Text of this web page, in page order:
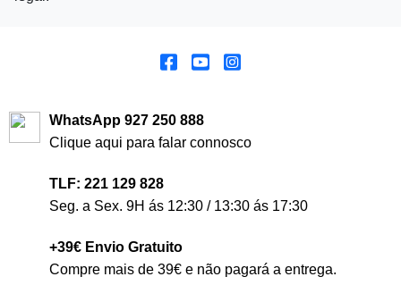
WhatsApp 927 250 888
Clique aqui para falar connosco
TLF: 221 129 828
Seg. a Sex. 9H ás 12:30 / 13:30 ás 17:30
+39€ Envio Gratuito
Compre mais de 39€ e não pagará a entrega.